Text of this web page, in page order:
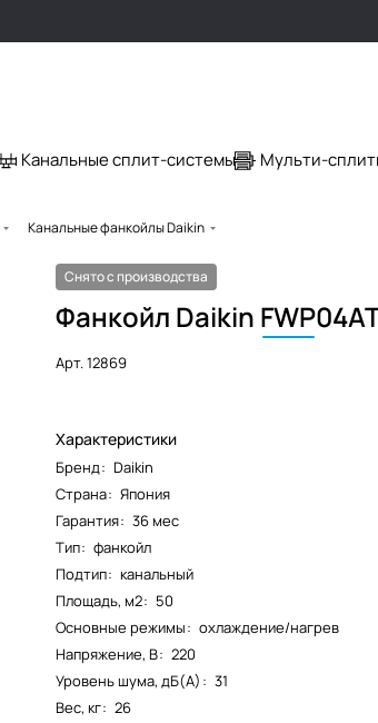
Канальные сплит-системы Мульти-
Канальные фанкойлы Daikin
Снято с производства
Фанкойл Daikin FWP
Арт.12869
Характеристики
Бренд: Daikin
Страна: Япония
Гарантия: 36 мес
Тип: фанкойл
Подтип: канальный
Площадь, м2: 50
Основные режимы: охлаждение/нагрев
Напряжение, В: 220
Уровень шума, дБ(А) : 31
Вес, кг: 26